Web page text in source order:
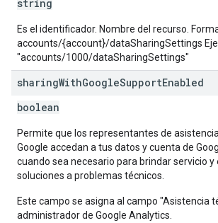
string
Es el identificador. Nombre del recurso.
accounts/{account}/dataSharingSettings
"accounts/1000/dataSharingSettings"
sharingWithGoogleSupportEnabled
boolean
Permite que los representantes de
Google accedan a tus datos y cuenta de
cuando sea necesario para brindar servicio
soluciones a problemas técnicos.
Este campo se asigna al campo "Asistencia
administrador de Google Analytics.